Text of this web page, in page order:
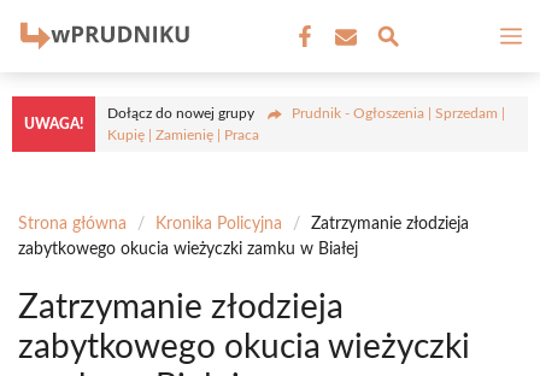
treści
UWAGA!
Dołącz do nowej grupy
Prudnik - Ogłoszenia | Sprzedam |
Kupię | Zamienię | Praca
Strona główna / Kronika Policyjna /
Zatrzymanie złodzieja
zabytkowego okucia wieżyczki zamku w Białej
Zatrzymanie złodzieja
zabytkowego okucia wieżyczki